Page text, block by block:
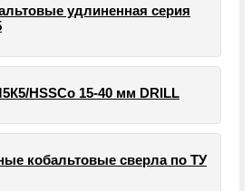
удлиненная серия
HSSCo 15-40 мм DRILL
кобальтовые сверла по ТУ